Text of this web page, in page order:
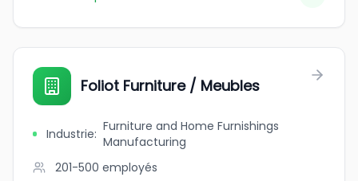
Foliot Furniture / Meubles
Industrie: Furniture and Home Furnishings
Manufacturing
201-500 employés